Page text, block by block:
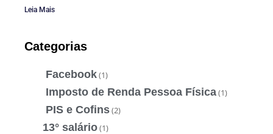
Leia Mais
Categorias
Facebook(1)
Imposto de Renda Pessoa Física(1)
PIS e Cofins(2)
13° salário(1)